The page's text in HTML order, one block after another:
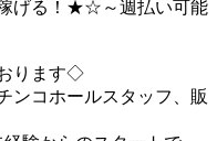
げる！★☆～週払い可能
ります◇
ンコホールスタッフ、販